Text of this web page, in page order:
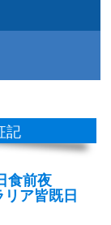
記
食前夜
リア皆既日